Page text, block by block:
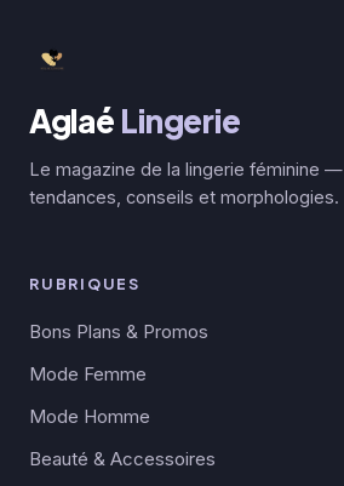
Aglaé Lingerie
Le magazine de la lingerie féminine —
tendances, conseils et morphologies.
RUBRIQUES
Bons Plans & Promos
Mode Femme
Mode Homme
Beauté & Accessoires